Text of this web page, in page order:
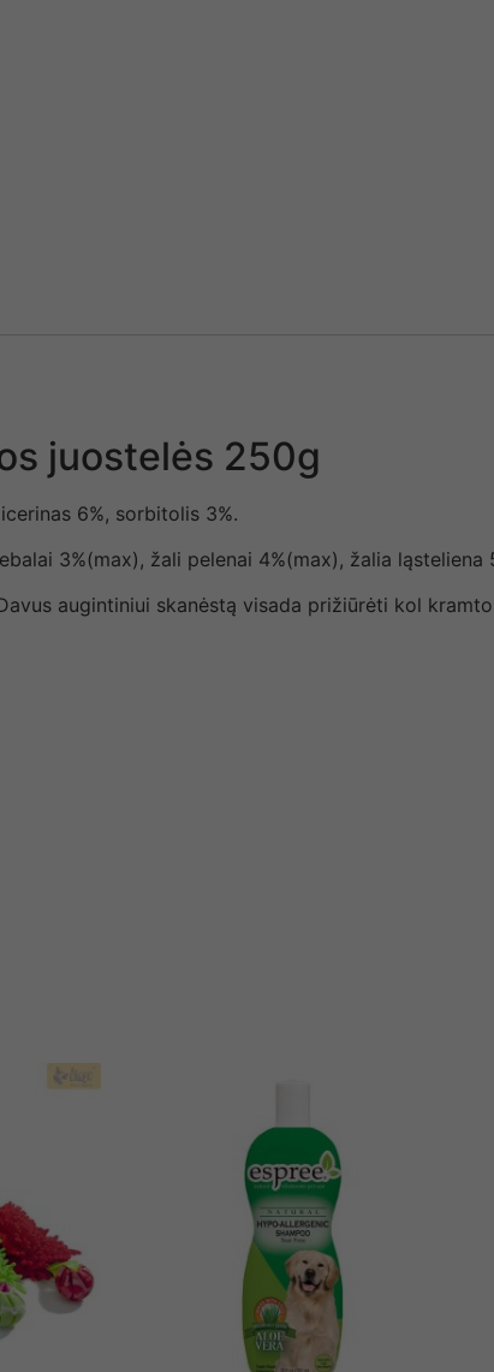
juostelės 250g
6%, sorbitolis 3%.
3%(max), žali pelenai 4%(max), žalia ląsteliena
augintiniui skanėstą visada prižiūrėti kol